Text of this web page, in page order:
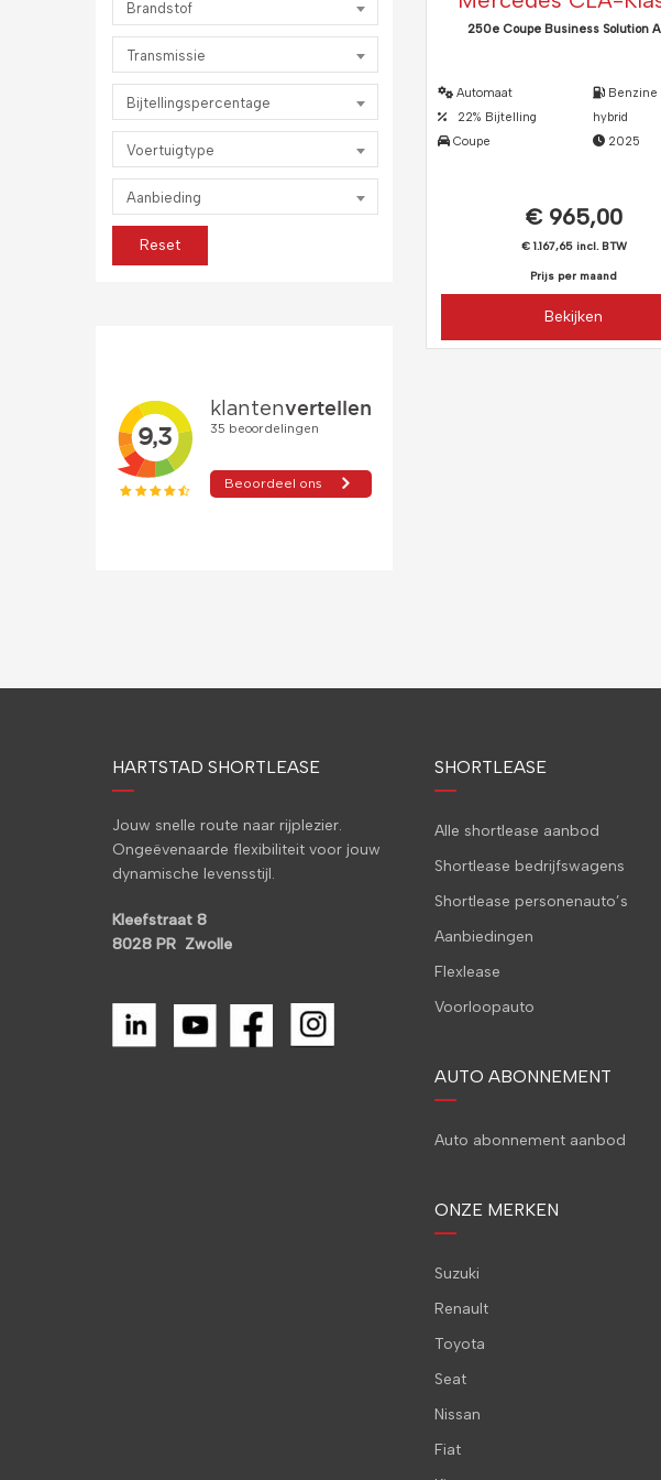
Brandstof
Transmissie
Bijtellingspercentage
Voertuigtype
Aanbieding
Reset
250e Coupe Business Solution
Automaat
22% Bijtelling
Coupe
Benzine
hybrid
2025
€ 965,00
€ 1.167,65 incl. BTW
Prijs per maand
Bekijken
HARTSTAD SHORTLEASE
Jouw snelle route naar rijplezier.
Ongeëvenaarde flexibiliteit voor jouw
dynamische levensstijl.
Kleefstraat 8
8028 PR Zwolle
SHORTLEASE
Alle shortlease aanbod
Shortlease bedrijfswagens
Shortlease personenauto’s
Aanbiedingen
Flexlease
Voorloopauto
AUTO ABONNEMENT
Auto abonnement aanbod
ONZE MERKEN
Suzuki
Renault
Toyota
Seat
Nissan
Fiat